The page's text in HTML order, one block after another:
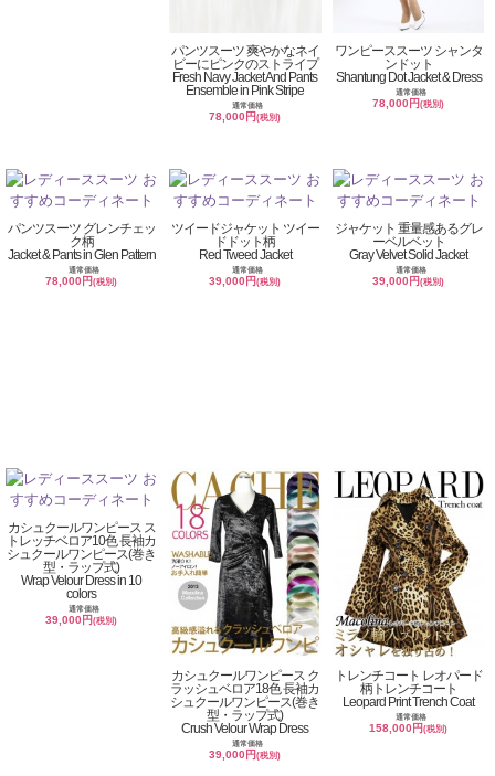
パンツスーツ 爽やかなネイ
ビーにピンクのストライプ
Fresh Navy Jacket And Pants
Ensemble in Pink Stripe
通常価格
78,000円(税別)
ワンピーススーツ シャンタ
ンドット
Shantung Dot Jacket & Dress
通常価格
78,000円(税別)
パンツスーツ グレンチェッ
ク柄
Jacket & Pants in Glen Pattern
通常価格
78,000円(税別)
ツイードジャケット ツイー
ドドット柄
Red Tweed Jacket
通常価格
39,000円(税別)
ジャケット 重量感あるグレ
ーベルベット
Gray Velvet Solid Jacket
通常価格
39,000円(税別)
カシュクールワンピース ス
トレッチベロア10色 長袖カ
シュクールワンピース(巻き
型・ラップ式)
Wrap Velour Dress in 10
colors
通常価格
39,000円(税別)
カシュクールワンピース ク
ラッシュベロア18色 長袖カ
シュクールワンピース(巻き
型・ラップ式)
Crush Velour Wrap Dress
通常価格
39,000円(税別)
トレンチコート レオパード
柄トレンチコート
Leopard Print Trench Coat
通常価格
158,000円(税別)